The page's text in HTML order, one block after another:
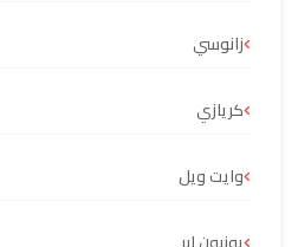
زانوسي
كريازي
وايت ويل